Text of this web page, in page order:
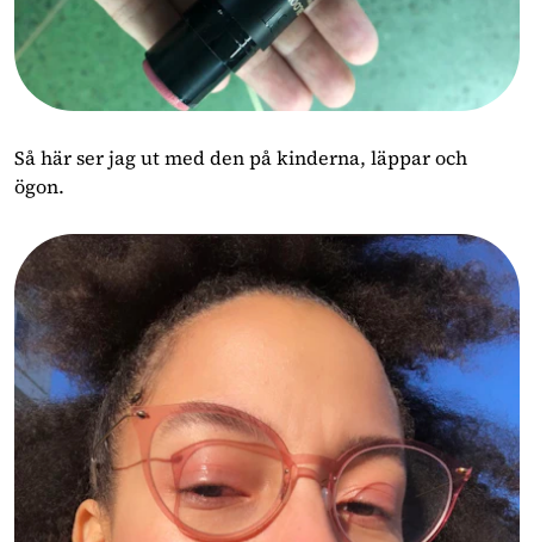
Så här ser jag ut med den på kinderna, läppar och
ögon.